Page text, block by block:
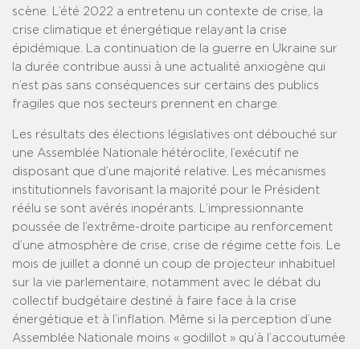
scène. L’été 2022 a entretenu un contexte de crise, la
crise climatique et énergétique relayant la crise
épidémique. La continuation de la guerre en Ukraine sur
la durée contribue aussi à une actualité anxiogène qui
n’est pas sans conséquences sur certains des publics
fragiles que nos secteurs prennent en charge.
Les résultats des élections législatives ont débouché sur
une Assemblée Nationale hétéroclite, l’exécutif ne
disposant que d’une majorité relative. Les mécanismes
institutionnels favorisant la majorité pour le Président
réélu se sont avérés inopérants. L’impressionnante
poussée de l’extrême-droite participe au renforcement
d’une atmosphère de crise, crise de régime cette fois. Le
mois de juillet a donné un coup de projecteur inhabituel
sur la vie parlementaire, notamment avec le débat du
collectif budgétaire destiné à faire face à la crise
énergétique et à l’inflation. Même si la perception d’une
Assemblée Nationale moins « godillot » qu’à l’accoutumée